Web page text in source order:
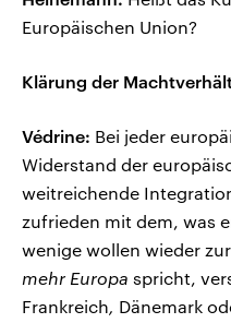
Europäischen Union?
Klärung der
Védrine: Bei jeder
Widerstand der
weitreichende
zufrieden mit dem, was
wenige wollen wieder
mehr Europa spricht,
Frankreich, Dänemark